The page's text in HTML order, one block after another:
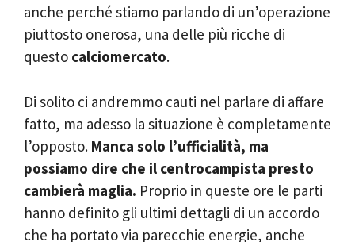
anche perché stiamo parlando di un’operazione
piuttosto onerosa, una delle più ricche di
questo calciomercato.
Di solito ci andremmo cauti nel parlare di affare
fatto, ma adesso la situazione è completamente
l’opposto. Manca solo l’ufficialità, ma
possiamo dire che il centrocampista presto
cambierà maglia. Proprio in queste ore le parti
hanno definito gli ultimi dettagli di un accordo
che ha portato via parecchie energie, anche